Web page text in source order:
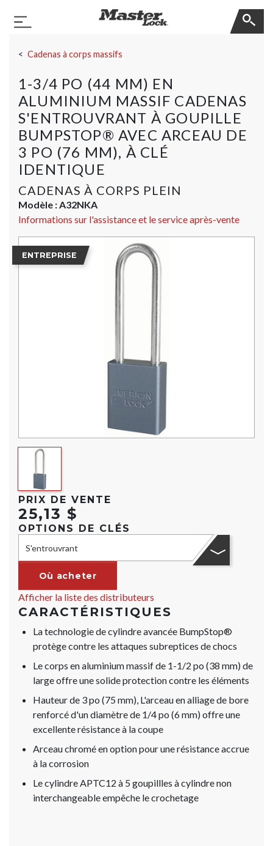
Basculer la navigation
Cadenas à corps massifs
1-3/4 PO (44 MM) EN
ALUMINIUM MASSIF CADENAS
S'ENTROUVRANT À GOUPILLE
BUMPSTOP® AVEC ARCEAU DE
3 PO (76 MM), À CLÉ
IDENTIQUE
CADENAS À CORPS PLEIN
Modèle :A32NKA
Informations sur l'assistance et le service après-vente
ENTREPRISE
PRIX DE VENTE
25,13 $
OPTIONS DE CLÉS
S'entrouvrant
Où acheter
Afficher la liste des distributeurs
CARACTÉRISTIQUES
La technologie de cylindre avancée BumpStop®
protège contre les attaques subreptices de chocs
Le corps en aluminium massif de 1-1/2 po (38 mm) de
large offre une solide protection contre les éléments
Hauteur de 3 po (75 mm), L'arceau en alliage de bore
renforcé d'un diamètre de 1/4 po (6 mm) offre une
excellente résistance à la coupe
Arceau chromé en option pour une résistance accrue
à la corrosion
Le cylindre APTC12 à 5 goupillles à cylindre non
interchangeable empêche le crochetage